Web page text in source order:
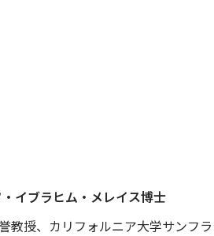
イブラヒム・メレイス博士
授、カリフォルニア大学サンフラ